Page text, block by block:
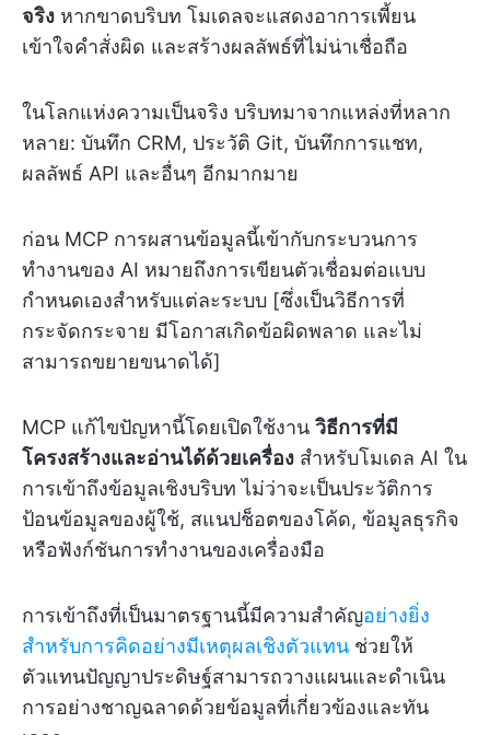
จริง หากขาดบริบท โมเดลจะแสดงอาการเพี้ยน
เข้าใจคำสั่งผิด และสร้างผลลัพธ์ที่ไม่น่าเชื่อถือ
ในโลกแห่งความเป็นจริง บริบทมาจากแหล่งที่หลาก
หลาย: บันทึก CRM, ประวัติ Git, บันทึกการแชท,
ผลลัพธ์ API และอื่นๆ อีกมากมาย
ก่อน MCP การผสานข้อมูลนี้เข้ากับกระบวนการ
ทำงานของ AI หมายถึงการเขียนตัวเชื่อมต่อแบบ
กำหนดเองสำหรับแต่ละระบบ [ซึ่งเป็นวิธีการที่
กระจัดกระจาย มีโอกาสเกิดข้อผิดพลาด และไม่
สามารถขยายขนาดได้]
MCP แก้ไขปัญหานี้โดยเปิดใช้งาน วิธีการที่มี
โครงสร้างและอ่านได้ด้วยเครื่อง สำหรับโมเดล AI ใน
การเข้าถึงข้อมูลเชิงบริบท ไม่ว่าจะเป็นประวัติการ
ป้อนข้อมูลของผู้ใช้, สแนปช็อตของโค้ด, ข้อมูลธุรกิจ
หรือฟังก์ชันการทำงานของเครื่องมือ
การเข้าถึงที่เป็นมาตรฐานนี้มีความสำคัญอย่างยิ่ง
สำหรับการคิดอย่างมีเหตุผลเชิงตัวแทน ช่วยให้
ตัวแทนปัญญาประดิษฐ์สามารถวางแผนและดำเนิน
การอย่างชาญฉลาดด้วยข้อมูลที่เกี่ยวข้องและทัน